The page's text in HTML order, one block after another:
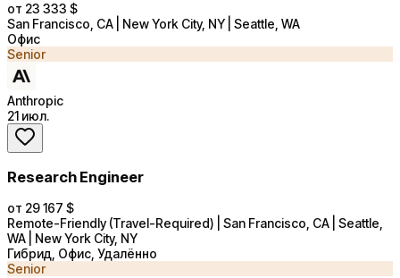
от 23 333 $
San Francisco, CA | New York City, NY | Seattle, WA
Офис
Senior
Anthropic
21 июл.
Research Engineer
от 29 167 $
Remote-Friendly (Travel-Required) | San Francisco, CA | Seattle,
WA | New York City, NY
Гибрид, Офис, Удалённо
Senior